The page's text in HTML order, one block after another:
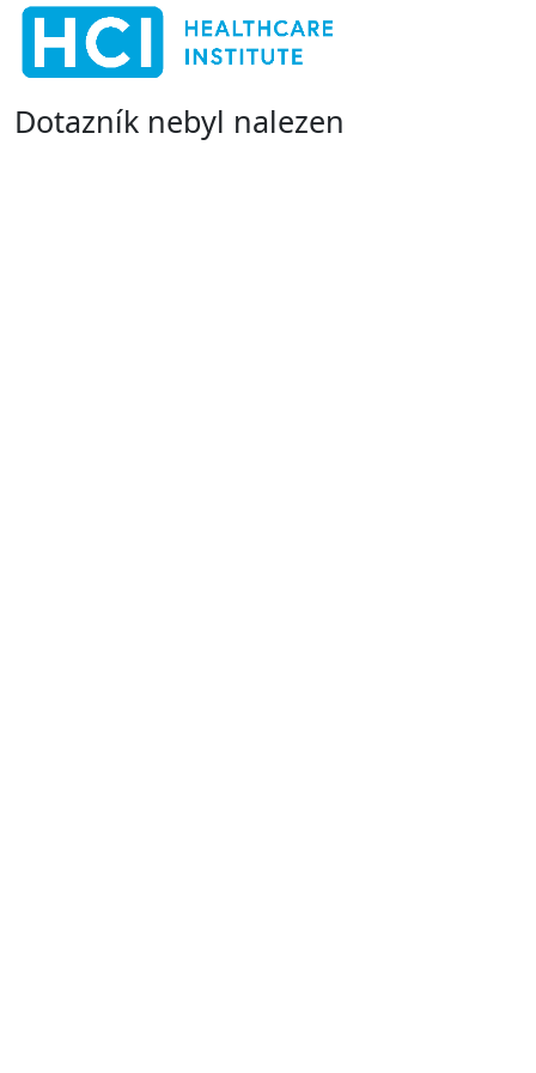
Dotazník nebyl nalezen